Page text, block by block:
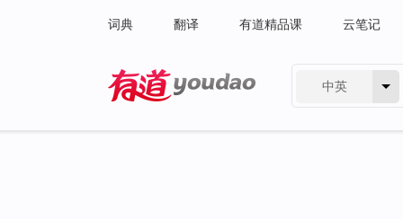
词典 翻译 有道精品课 云笔记
中英